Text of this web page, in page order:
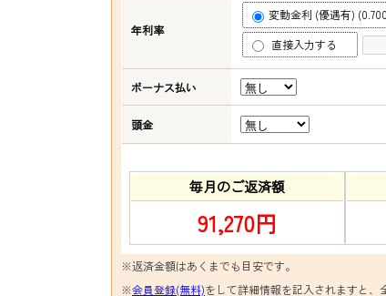
年利率
変動金利 (優遇有)
直接入力する
ボーナス払い
頭金
毎月のご返済額
91,270円
※返済金額はあくまでも目安です。
※会員登録(無料)をして詳細情報を記入されますと、